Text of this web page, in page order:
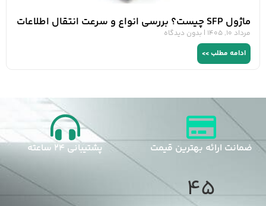
ماژول SFP چیست؟ بررسی انواع و سرعت انتقال اطلاعات
مرداد 10, 1405
بدون دیدگاه
ادامه مطلب >>
ضمانت ارائه بهترین قیمت
45
پشتیبانی 24 ساعته